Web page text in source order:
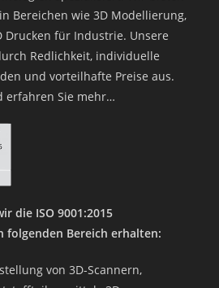
Bereichen wie 3D Modellierung,
Drucken für Industrie. Unsere
Redlichkeit, individuelle
und vorteilhafte Preise aus.
erfahren Sie mehr…
die ISO 9001:2015
folgenden Bereich erhalten:
von 3D-Scannern,